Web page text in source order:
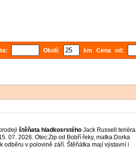
Okolí: km Cena od:
štěňata hladkosrstého Jack Russell teriéra
07. 2026. Otec:Zip od Bobří řeky, matka:Dorka
odběru v polovině září. Štěňátka mají výstavní i